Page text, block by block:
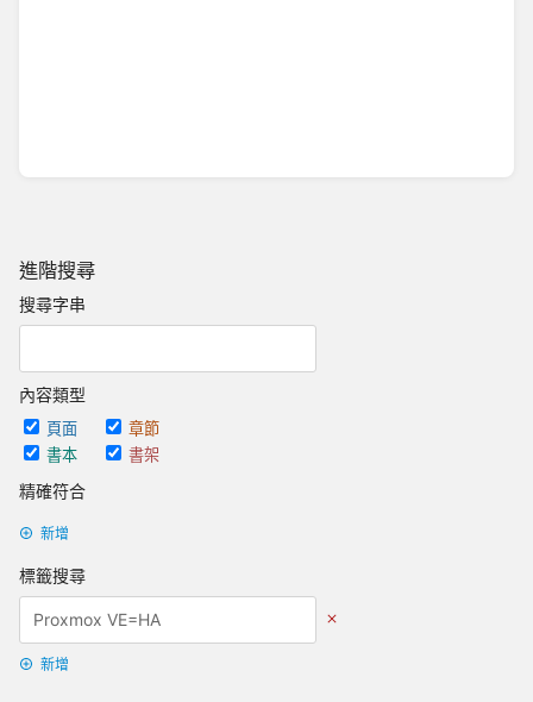
進階搜尋
搜尋字串
內容類型
頁面
章節
書本
書架
精確符合
新增
標籤搜尋
新增